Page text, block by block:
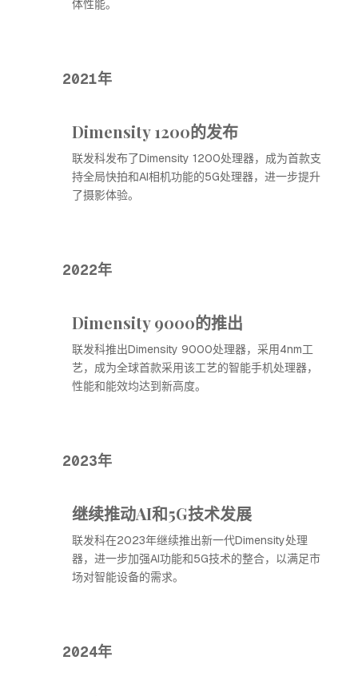
体性能。
2021年
Dimensity 1200的发布
联发科发布了Dimensity 1200处理器，成为首款支
持全局快拍和AI相机功能的5G处理器，进一步提升
了摄影体验。
2022年
Dimensity 9000的推出
联发科推出Dimensity 9000处理器，采用4nm工
艺，成为全球首款采用该工艺的智能手机处理器，
性能和能效均达到新高度。
2023年
继续推动AI和5G技术发展
联发科在2023年继续推出新一代Dimensity处理
器，进一步加强AI功能和5G技术的整合，以满足市
场对智能设备的需求。
2024年